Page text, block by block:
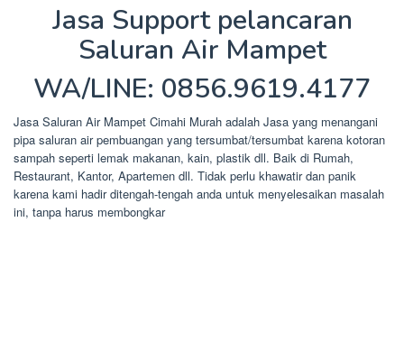
Jasa Support pelancaran
Saluran Air Mampet
WA/LINE: 0856.9619.4177
Jasa Saluran Air Mampet Cimahi Murah adalah Jasa yang menangani
pipa saluran air pembuangan yang tersumbat/tersumbat karena kotoran
sampah seperti lemak makanan, kain, plastik dll. Baik di Rumah,
Restaurant, Kantor, Apartemen dll. Tidak perlu khawatir dan panik
karena kami hadir ditengah-tengah anda untuk menyelesaikan masalah
ini, tanpa harus membongkar